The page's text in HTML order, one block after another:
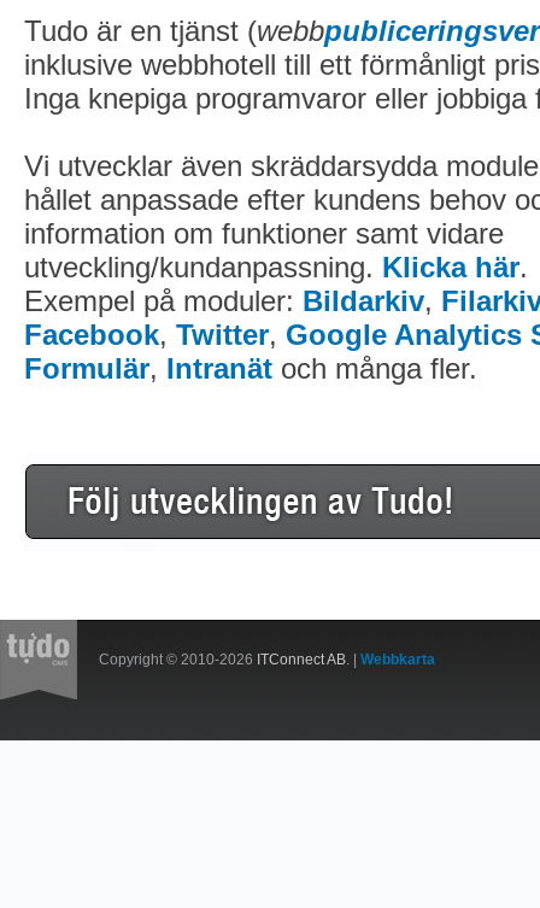
Tudo är en tjänst (webb
inklusive webbhotell till ett förmånligt
Inga knepiga programvaror eller jobbiga
Vi utvecklar även skräddarsydda
hållet anpassade efter kundens behov
information om funktioner samt vidare
utveckling/kundanpassning. Klicka här.
Exempel på moduler: Bildarkiv,
Facebook, Twitter, Google Analytics
Formulär, Intranät och många fler.
Copyright © 2010-2026 ITConnect AB. | Webbkarta